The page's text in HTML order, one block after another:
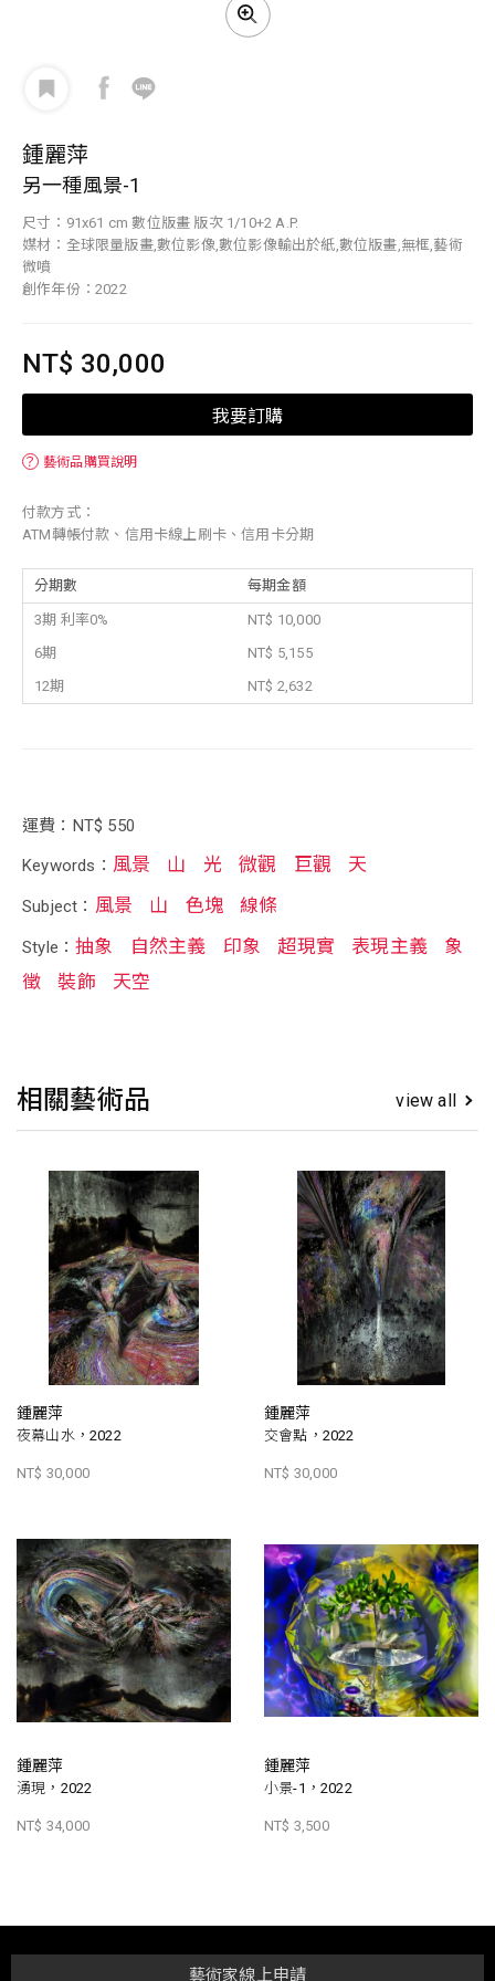
鍾麗萍
另一種風景-1
尺寸：91x61 cm 數位版畫 版次 1/10+2 A.P.
媒材：全球限量版畫,數位影像,數位影像輸出於紙,數位版畫,無框,藝術
微噴
創作年份：2022
NT$ 30,000
我要訂購
？ 藝術品購買說明
付款方式：
ATM轉帳付款、信用卡線上刷卡、信用卡分期
分期數 每期金額
3期 利率0%
NT$ 10,000
6期
NT$ 5,155
12期
NT$ 2,632
運費：NT$ 550
Keywords： 風景 山 光 微觀 巨觀 天
Subject： 風景 山 色塊 線條
Style：抽象 自然主義 印象 超現實 表現主義
象
徵
裝飾 天空
相關藝術品 view all
鍾麗萍
夜幕山水，2022
NT$ 30,000
鍾麗萍
交會點，2022
NT$ 30,000
鍾麗萍
湧現，2022
NT$ 34,000
鍾麗萍
小景-1，2022
NT$ 3,500
藝術家線上申請